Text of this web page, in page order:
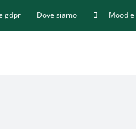
gdpr Dove siamo Moodle